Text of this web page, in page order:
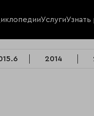
УслугиУзнать
2014